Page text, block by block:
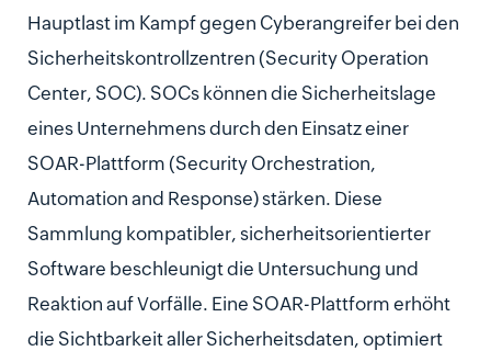
Hauptlast im Kampf gegen Cyberangreifer bei den
Sicherheitskontrollzentren (Security Operation
Center, SOC). SOCs können die Sicherheitslage
eines Unternehmens durch den Einsatz einer
SOAR-Plattform (Security Orchestration,
Automation and Response) stärken. Diese
Sammlung kompatibler, sicherheitsorientierter
Software beschleunigt die Untersuchung und
Reaktion auf Vorfälle. Eine SOAR-Plattform erhöht
die Sichtbarkeit aller Sicherheitsdaten, optimiert